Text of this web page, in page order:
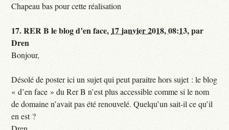
Chapeau bas pour cette réalisation
17.RER B le blog d’en face, 17 janvier 2018, 08:13,par
Dren
Bonjour,
Désolé de poster ici un sujet qui peut paraitre hors sujet : le blog
« d’en face » du Rer B n’est plus accessible comme si le nom
de domaine n’avait pas été renouvelé. Quelqu’un sait-il ce qu’il
en est ?